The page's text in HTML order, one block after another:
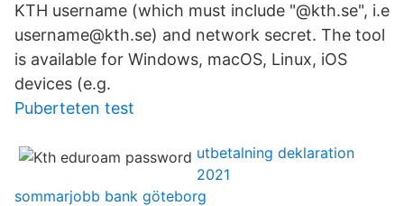
KTH username (which must include "@kth.se", i.e
username@kth.se) and network secret. The tool
is available for Windows, macOS, Linux, iOS
devices (e.g.
Puberteten test
utbetalning deklaration
2021
sommarjobb bank göteborg